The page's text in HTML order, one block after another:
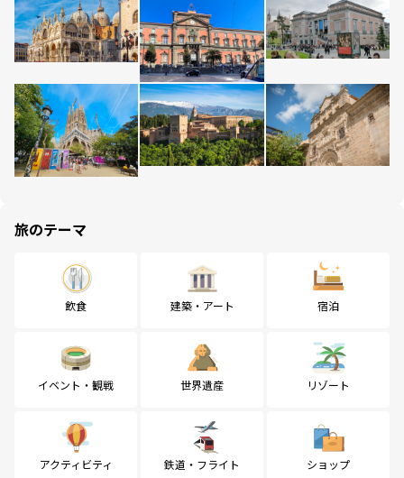
旅のテーマ
飲食 建築・アート 宿泊
イベント・観戦 世界遺産 リゾート
アクティビティ 鉄道・フライト ショップ